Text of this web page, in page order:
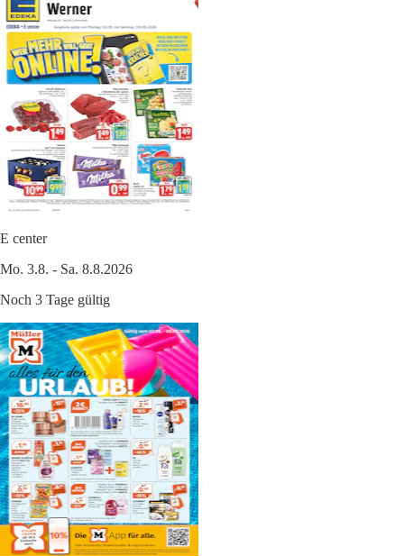
E center
Mo. 3.8. - Sa. 8.8.2026
Noch 3 Tage gültig